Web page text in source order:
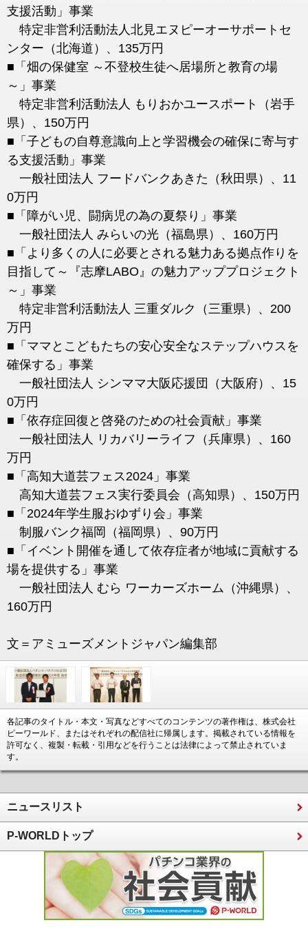
支援活動」事業
特定非営利活動法人北見エヌピーオーサポートセ
ンター（北海道）、135万円
■「畑の保健室 ～不登校生徒へ居場所と教育の場
～」事業
特定非営利活動法人 もりおかユースポート（岩手
県）、150万円
■「子どもの自尊意識向上と学習機会の確保に寄与す
る支援活動」事業
一般社団法人 フードバンクあきた（秋田県）、11
0万円
■「障がい児、闘病児の為の夏祭り」事業
一般社団法人 みらいの光（福島県）、160万円
■「より多くの人に必要とされる魅力ある拠点作りを
目指して～『志摩LABO』の魅力アッププロジェクト
～」事業
特定非営利活動法人 三重ダルク（三重県）、200
万円
■「ママとこどもたちの安心安全なステップハウスを
確保する」事業
一般社団法人 シンママ大阪応援団（大阪府）、15
0万円
■「依存症回復と啓発のための社会貢献」事業
一般社団法人 リカバリーライフ（兵庫県）、160
万円
■「高知大道芸フェス2024」事業
高知大道芸フェス実行委員会（高知県）、150万円
■「2024年学生服おゆずり会」事業
制服バンク福岡（福岡県）、90万円
■「イベント開催を通して依存症者が地域に貢献する
場を提供する」事業
一般社団法人 むら ワーカーズホーム（沖縄県）、
160万円
文＝アミューズメントジャパン編集部
各記事のタイトル・本文・写真などすべてのコンテンツの著作権は、株式会社
ピーワールド、またはそれぞれの配信社に帰属します。掲載されている情報を
許可なく、複製・転載・引用などを行うことは法律によって禁止されていま
す。
ニュースリスト
P-WORLDトップ